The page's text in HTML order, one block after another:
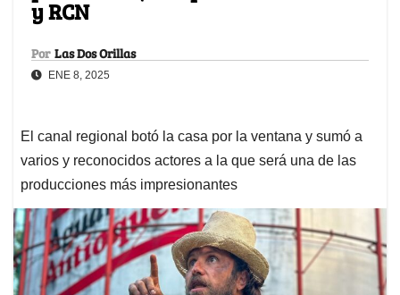
y RCN
Por Las Dos Orillas
ENE 8, 2025
El canal regional botó la casa por la ventana y sumó a
varios y reconocidos actores a la que será una de las
producciones más impresionantes